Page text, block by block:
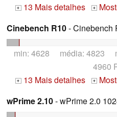
+ 13 Mais detalhes +
Cinebench R10- Cinebench
min: 4628 média: 4823
4960
+ 13 Mais detalhes +
wPrime 2.10- wPrime 2.0